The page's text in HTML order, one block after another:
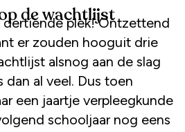
de wachtlijst
dertiende plek! Ontzettend
er zouden hooguit drie
alsnog aan de slag
dan al veel. Dus toen
een jaartje verpleegkunde
schooljaar nog eens